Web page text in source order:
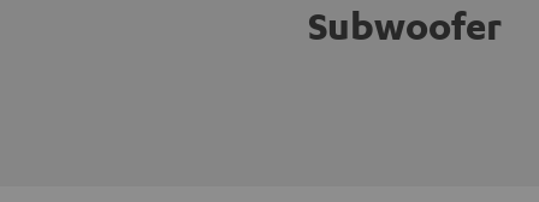
Subwoofer